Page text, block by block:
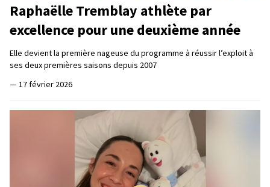
Raphaëlle Tremblay athlète par
excellence pour une deuxième année
Elle devient la première nageuse du programme à réussir l’exploit à
ses deux premières saisons depuis 2007
— 17 février 2026